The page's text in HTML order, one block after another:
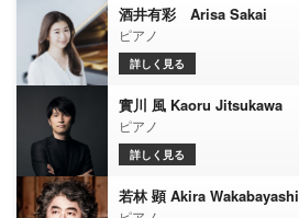
酒井有彩 Arisa Sakai
ピアノ
詳しく見る
實川 風 Kaoru Jitsukawa
ピアノ
詳しく見る
若林 顕 Akira Wakabayashi